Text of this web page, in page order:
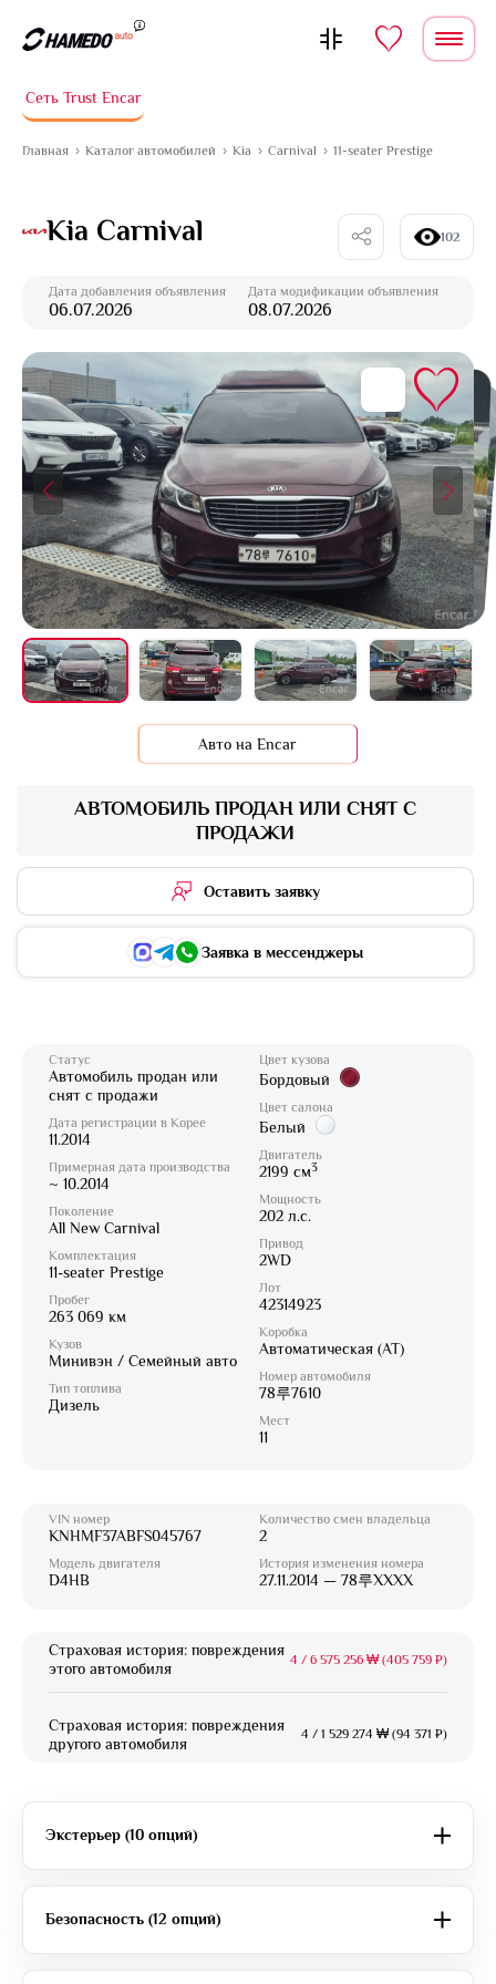
Сеть Trust Encar
Главная Каталог автомобилей Kia Carnival 11-seater Prestige
Kia Carnival 102
Дата добавления объявления
06.07.2026
Дата модификации объявления
08.07.2026
АВТОМОБИЛЬ ПРОДАН ИЛИ СНЯТ С
ПРОДАЖИ
Оставить заявку
Заявка в мессенджеры
Статус
Автомобиль продан или
снят с продажи
Дата регистрации в Корее
11.2014
Примерная дата производства
~ 10.2014
Поколение
All New Carnival
Комплектация
11-seater Prestige
Пробег
263 069 км
Кузов
Минивэн / Семейный авто
Тип топлива
Дизель
Цвет кузова
Бордовый
Цвет салона
Белый
Двигатель
2199 см3
Мощность
202 л.с.
Привод
2WD
Лот
42314923
Коробка
Автоматическая (AT)
Номер автомобиля
78루7610
Мест
11
VIN номер
KNHMF37ABFS045767
Модель двигателя
D4HB
Количество смен владельца
2
История изменения номера
27.11.2014 — 78루XXXX
Страховая история: повреждения
этого автомобиля
4 / 6 575 256 ₩ (405 759 ₽)
Страховая история: повреждения
другого автомобиля
4 / 1 529 274 ₩ (94 371 ₽)
Авто на Encar
Экстерьер (10 опций)
Безопасность (12 опций)